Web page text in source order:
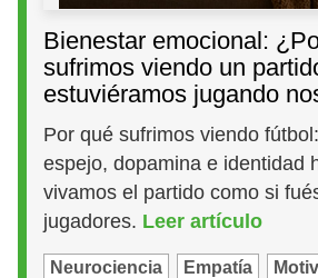
Bienestar emocional:
sufrimos viendo un
estuviéramos jugando
Por qué sufrimos viendo
espejo, dopamina e identidad
vivamos el partido como si
jugadores. Leer artículo
Neurociencia Empatía